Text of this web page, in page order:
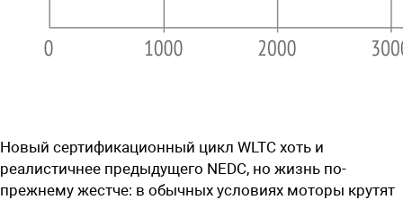
Новый сертификационный цикл WLTC хоть и
реалистичнее предыдущего NEDC, но жизнь по-
прежнему жестче: в обычных условиях моторы крутят